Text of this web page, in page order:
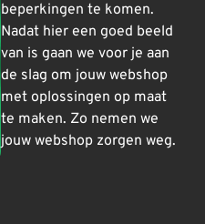
beperkingen te komen.
Nadat hier een goed beeld
van is gaan we voor je aan
de slag om jouw webshop
met oplossingen op maat
te maken. Zo nemen we
jouw webshop zorgen weg.